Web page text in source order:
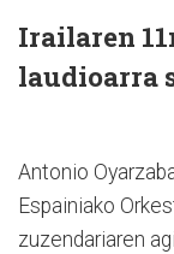
Irailaren
laudioarra
Antonio
Espainiako
zuzendariaren